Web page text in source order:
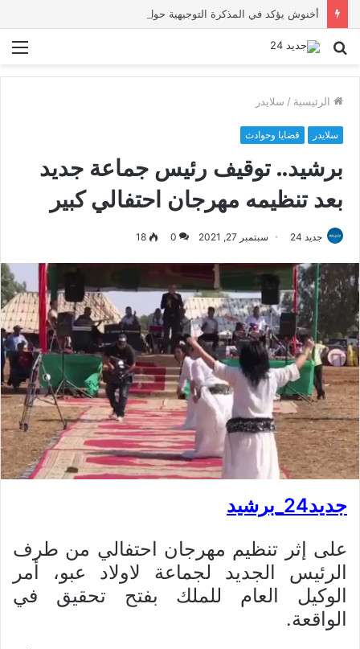
بحث
الرئيسية / سلايدر
سلايدر قضايا وحوادث
برشيد.. توقيف رئيس جماعة جديد
بعد تنظيمه مهرجان احتفالي كبير
جديد 24 سبتمبر 27, 2021 0
18
جديد24_برشيد
على إثر تنظيم مهرجان احتفالي من طرف
الرئيس الجديد لجماعة لاولاد عبو، أمر
الوكيل العام للملك بفتح تحقيق في
الواقعة.